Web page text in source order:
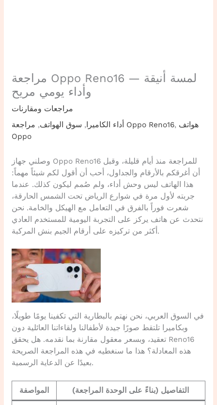
مراجعة Oppo Reno16 — لمسة أنيقة
وأداء يومي مريح
مراجعات ومقارنات
أداء الكاميرا , سوق الهواتف, مراجعة Oppo Reno16, هواتف
Oppo
وصلني جهاز Oppo Reno16 للمراجعة منذ أيام قليلة، وقبل
أن أغرقكم بالأرقام والجداول، أحب أن أقول لكم شيئاً مهماً:
هذا الهاتف ليس وحش أداء، ولم صُمم ليكون كذلك. عندما
جربته لأول مرة في شوارع الرياض تحت الشمس الحارقة،
شعرت فوراً بالفرق في التعامل مع الهيكل والخامة. نحن
نتحدث عن هاتف يركز على التجربة اليومية للمستخدم العادي
أكثر من تركيزه على أرقام الجيم بنش المركبة.
في السوق العربي، نحن نهتم بالبطارية التي تكفينا يومًا طويلًا،
وبكاميرا تلتقط صورًا جيدة لأطفالنا ولقاءاتنا العائلية دون
تعقيد، وبسعر معقول مقارنة بما نقدمه. هل يحقق Reno16
هذه المعادلة؟ هذا ما سنغطيه في هذه المراجعة الصريحة
بعيدًا عن الدعاية الرسمية.
المواصفة التفاصيل (بناءً على الوحدة المراجعة)